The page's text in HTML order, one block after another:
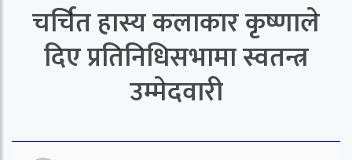
चर्चित हास्य कलाकार कृष्णाले
दिए प्रतिनिधिसभामा स्वतन्त्र
उम्मेदवारी